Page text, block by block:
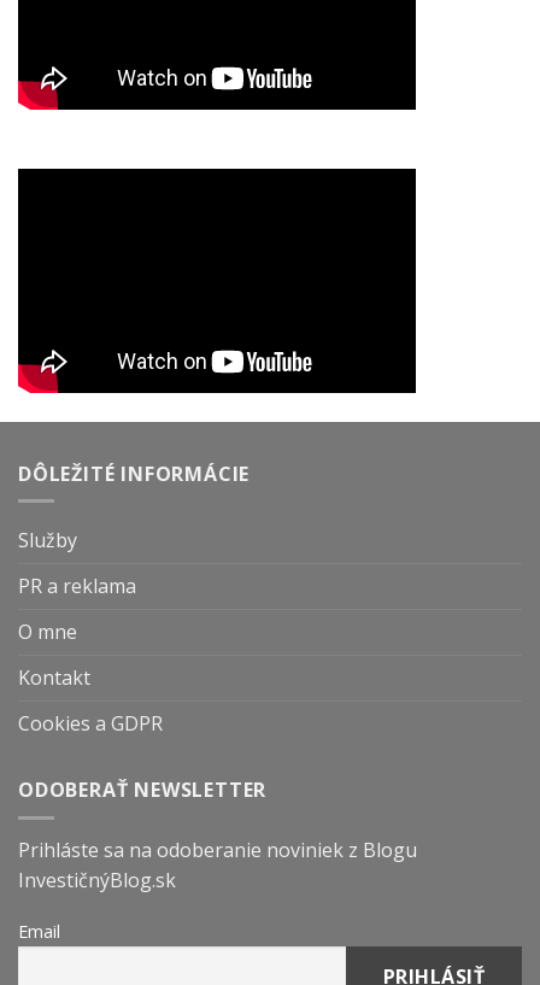
DÔLEŽITÉ INFORMÁCIE
Služby
PR a reklama
O mne
Kontakt
Cookies a GDPR
ODOBERAŤ NEWSLETTER
Prihláste sa na odoberanie noviniek z Blogu
InvestičnýBlog.sk
Email